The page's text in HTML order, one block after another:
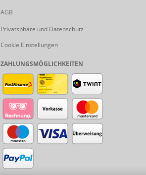
AGB
Privatsphäre und Datenschutz
Cookie Einstellungen
ZAHLUNGSMÖGLICHKEITEN